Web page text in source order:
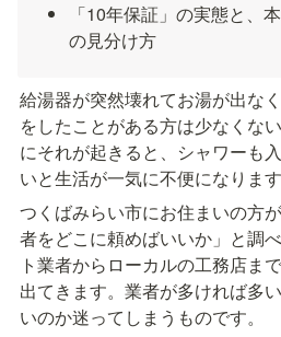
「10年保証」の実態と、
の見分け方
給湯器が突然壊れてお湯が出
をしたことがある方は少なくな
にそれが起きると、シャワーも
いと生活が一気に不便になります
つくばみらい市にお住まいの方
者をどこに頼めばいいか」と調
ト業者からローカルの工務店ま
出てきます。業者が多ければ多
いのか迷ってしまうものです。